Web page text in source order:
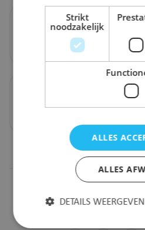
Mail ons
info@puursam.be
Strikt
noodzakelijk
ALLES
ALLES
DETAILS WEERGEVEN